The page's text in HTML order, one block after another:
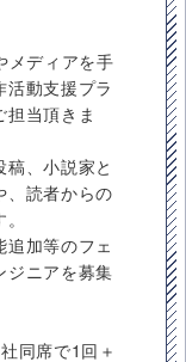
メディアを手
動支援プラ
当頂きま
、小説家と
、読者からの
加等のフェ
ジニアを募集
同席で1回＋